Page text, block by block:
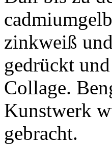
zinkweiß
gedrückt
Collage.
Kunstwerk
gebracht.